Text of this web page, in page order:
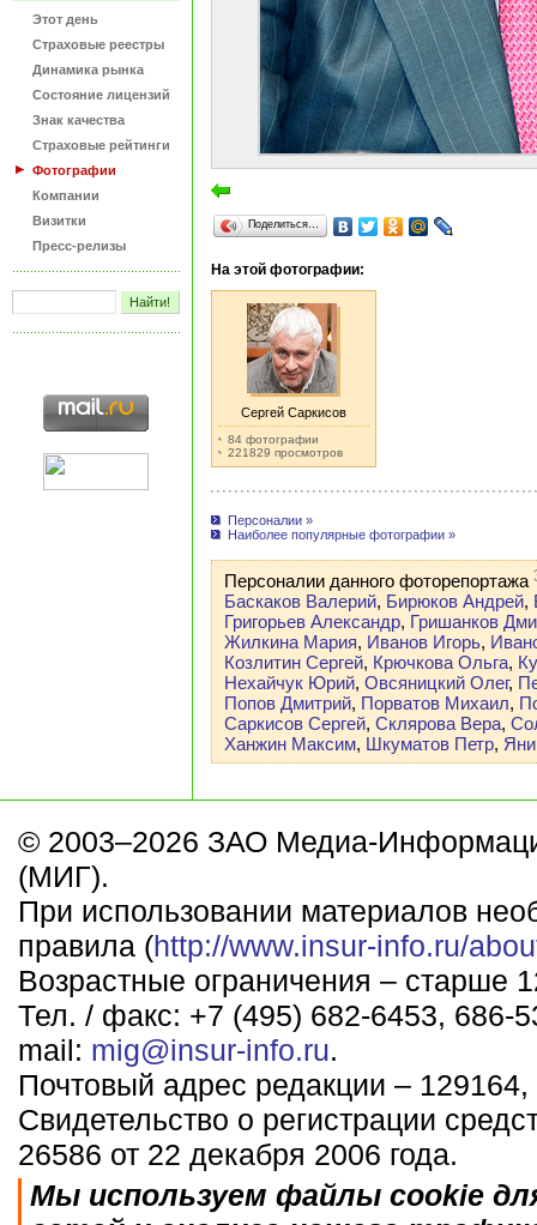
Этот день
Страховые реестры
Динамика рынка
Состояние лицензий
Знак качества
Страховые рейтинги
Фотографии
Компании
Визитки
Пресс-релизы
Поделиться…
На этой фотографии:
Сергей Саркисов
84 фотографии
221829 просмотров
Персоналии »
Наиболее популярные фотографии »
Персоналии данного фоторепортажа
Баскаков Валерий, Бирюков Андрей,
Григорьев Александр, Гришанков
Жилкина Мария, Иванов Игорь,
Козлитин Сергей, Крючкова Ольга,
Нехайчук Юрий, Овсяницкий Олег,
Попов Дмитрий, Порватов Михаил,
Саркисов Сергей, Склярова Вера,
Ханжин Максим, Шкуматов Петр,
© 2003–2026 ЗАО Медиа-
(МИГ).
При использовании материалов
правила (http://www.insur-info.ru/
Возрастные ограничения – старше
Тел. / факс: +7 (495) 682-6453, 686-
mail: mig@insur-info.ru.
Почтовый адрес редакции –
Свидетельство о регистрации
26586 от 22 декабря 2006 года.
Мы используем файлы cookie